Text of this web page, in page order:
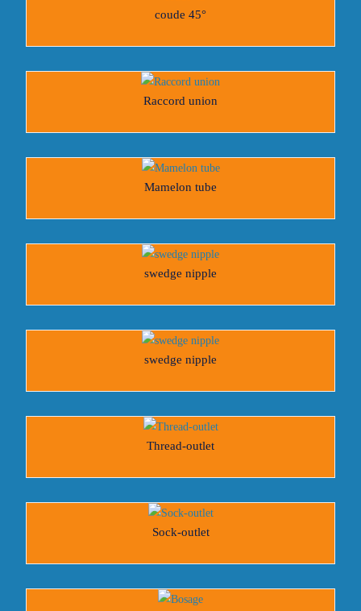
coude 45°
Raccord union
Mamelon tube
swedge nipple
swedge nipple
Thread-outlet
Sock-outlet